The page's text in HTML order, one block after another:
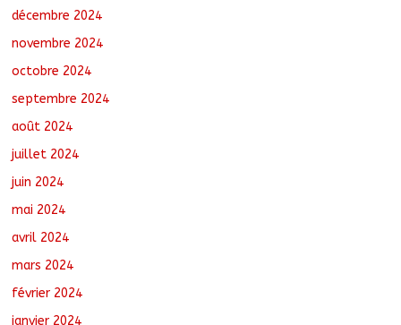
décembre 2024
novembre 2024
octobre 2024
septembre 2024
août 2024
juillet 2024
juin 2024
mai 2024
avril 2024
mars 2024
février 2024
janvier 2024